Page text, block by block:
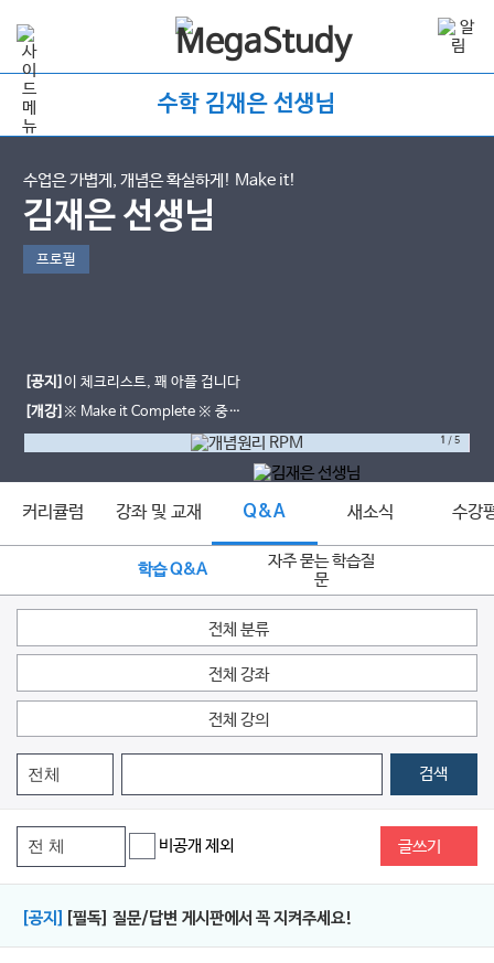
수학 김재은 선생님
수업은 가볍게, 개념은 확실하게! Make it!
김재은 선생님
프로필
[공지]이 체크리스트, 꽤 아플 겁니다
[개강] ※ Make it Complete ※ 중간
고사 직전대비 5강으로 90점 뚫기
1 /5
커리큘럼 강좌 및 교재 Q&A 새소식 수강
학습 Q&A
자주 묻는 학습질
문
전체 분류
전체 강좌
전체 강의
검색
비공개 제외 글쓰기
[공지] [필독] 질문/답변 게시판에서 꼭 지켜주세요!